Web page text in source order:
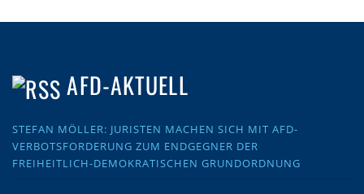
AFD-AKTUELL
STEFAN MÖLLER: JURISTEN MACHEN SICH MIT AFD-
VERBOTSFORDERUNG ZUM ENDGEGNER DER
FREIHEITLICH-DEMOKRATISCHEN GRUNDORDNUNG